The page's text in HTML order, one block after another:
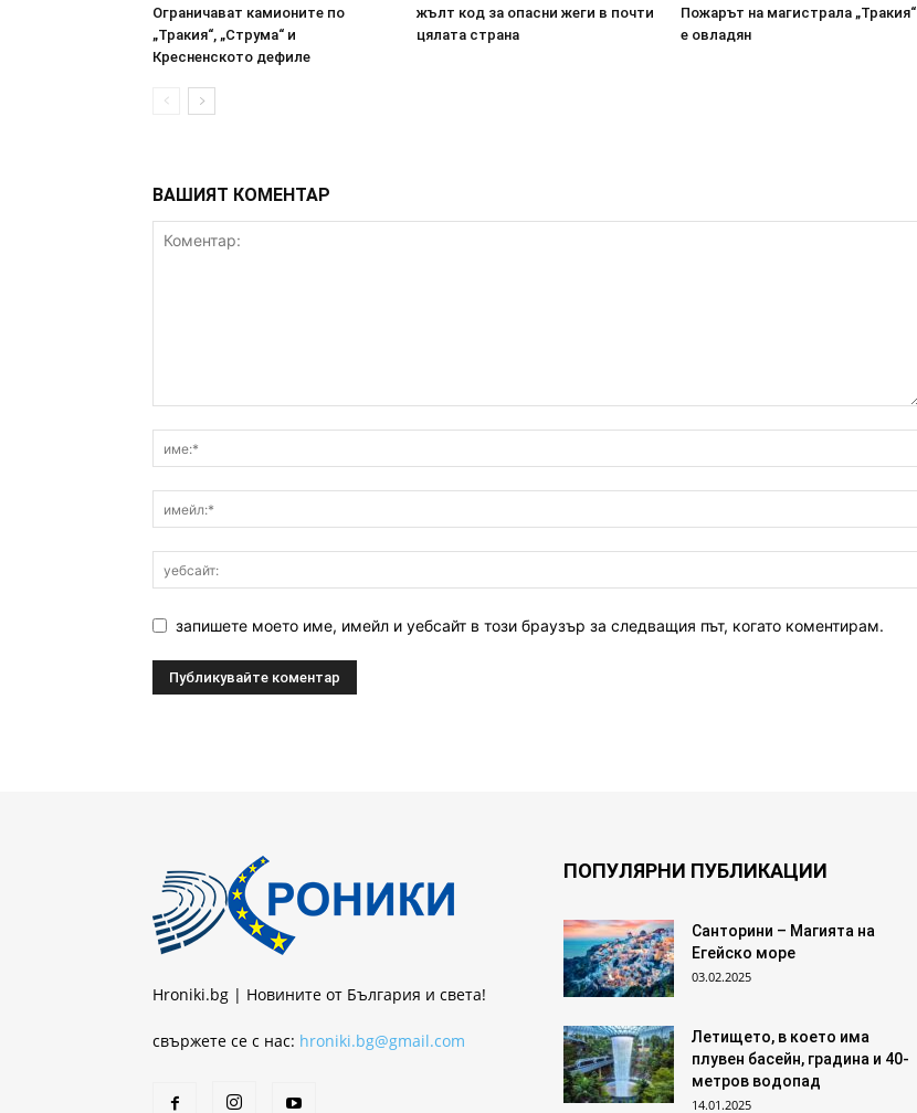
Ограничават камионите по
„Тракия“, „Струма“ и
Кресненското дефиле
жълт код за опасни жеги в почти
цялата страна
Пожарът на магистрала „Тракия“
е овладян
ВАШИЯТ КОМЕНТАР
запишете моето име, имейл и уебсайт в този браузър за следващия път, когато коментирам.
Hroniki.bg | Новините от България и света!
свържете се с нас: hroniki.bg@gmail.com
ПОПУЛЯРНИ ПУБЛИКАЦИИ
Санторини – Магията на
Егейско море
03.02.2025
Летището, в което има
плувен басейн, градина и 40-
метров водопад
14.01.2025